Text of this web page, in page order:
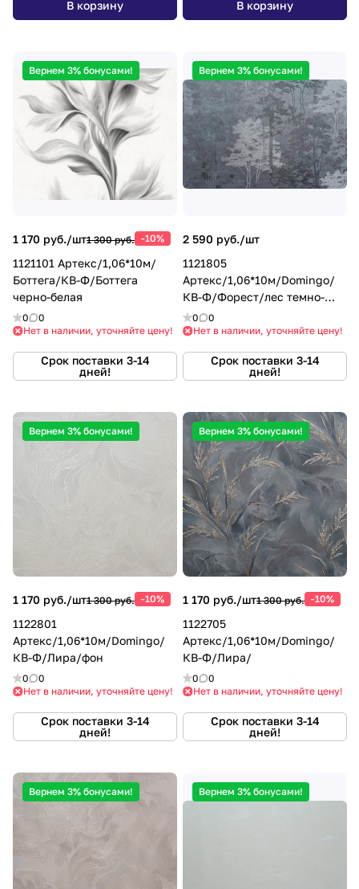
любого производственного процесса. Все выбросы
полностью исключает попадание вредных веществ
в воздух. В производственном корпусе
установлены очистные сооружения — жидкие
отходы проходят многостадийную очистку.
В корзину В корзину
Вернем 3% бонусами!
1 170 руб./шт1 300 руб. -10%
1121101 Артекс/1,06*10м/
Боттега/КВ-Ф/Боттега
черно-белая
0
0
Нет в наличии, уточняйте цену!
Срок поставки 3-14
дней!
Вернем 3% бонусами!
2 590 руб./шт
1121805
Артекс/1,06*10м/Domingo/
КВ-Ф/Форест/лес темно-
серый
0
0
Нет в наличии, уточняйте цену!
Срок поставки 3-14
дней!
Вернем 3% бонусами!
1 170 руб./шт1 300 руб. -10%
1122801
Артекс/1,06*10м/Domingo/
КВ-Ф/Лира/фон
0
0
Нет в наличии, уточняйте цену!
Срок поставки 3-14
дней!
Вернем 3% бонусами!
1 170 руб./шт1 300 руб. -10%
1122705
Артекс/1,06*10м/Domingo/
КВ-Ф/Лира/
0
0
Нет в наличии, уточняйте цену!
Срок поставки 3-14
дней!
Вернем 3% бонусами! Вернем 3% бонусами!